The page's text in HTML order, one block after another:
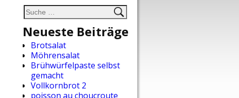
Neueste Beiträge
Brotsalat
Möhrensalat
Brühwürfelpaste selbst
gemacht
Vollkornbrot 2
poisson au choucroute